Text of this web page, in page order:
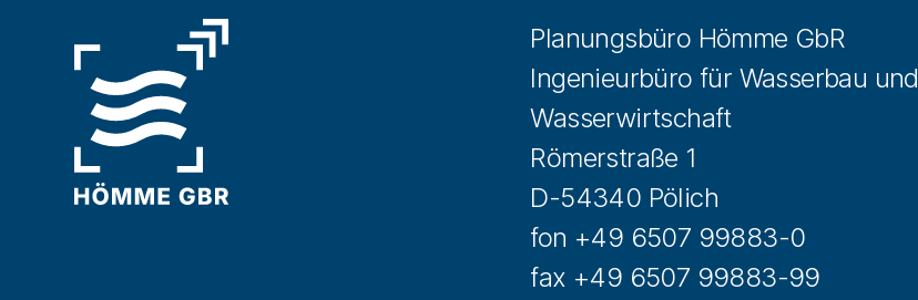
Planungsbüro Hömme GbR
Ingenieurbüro für Wasserbau und
Wasserwirtschaft
Römerstraße 1
D-54340 Pölich
fon +49 6507 99883-0
fax +49 6507 99883-99